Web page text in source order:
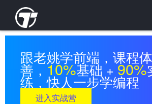
跟老姚学前端，课程
善，10%基础 +90%
练，快人一步学编程
进入实战营